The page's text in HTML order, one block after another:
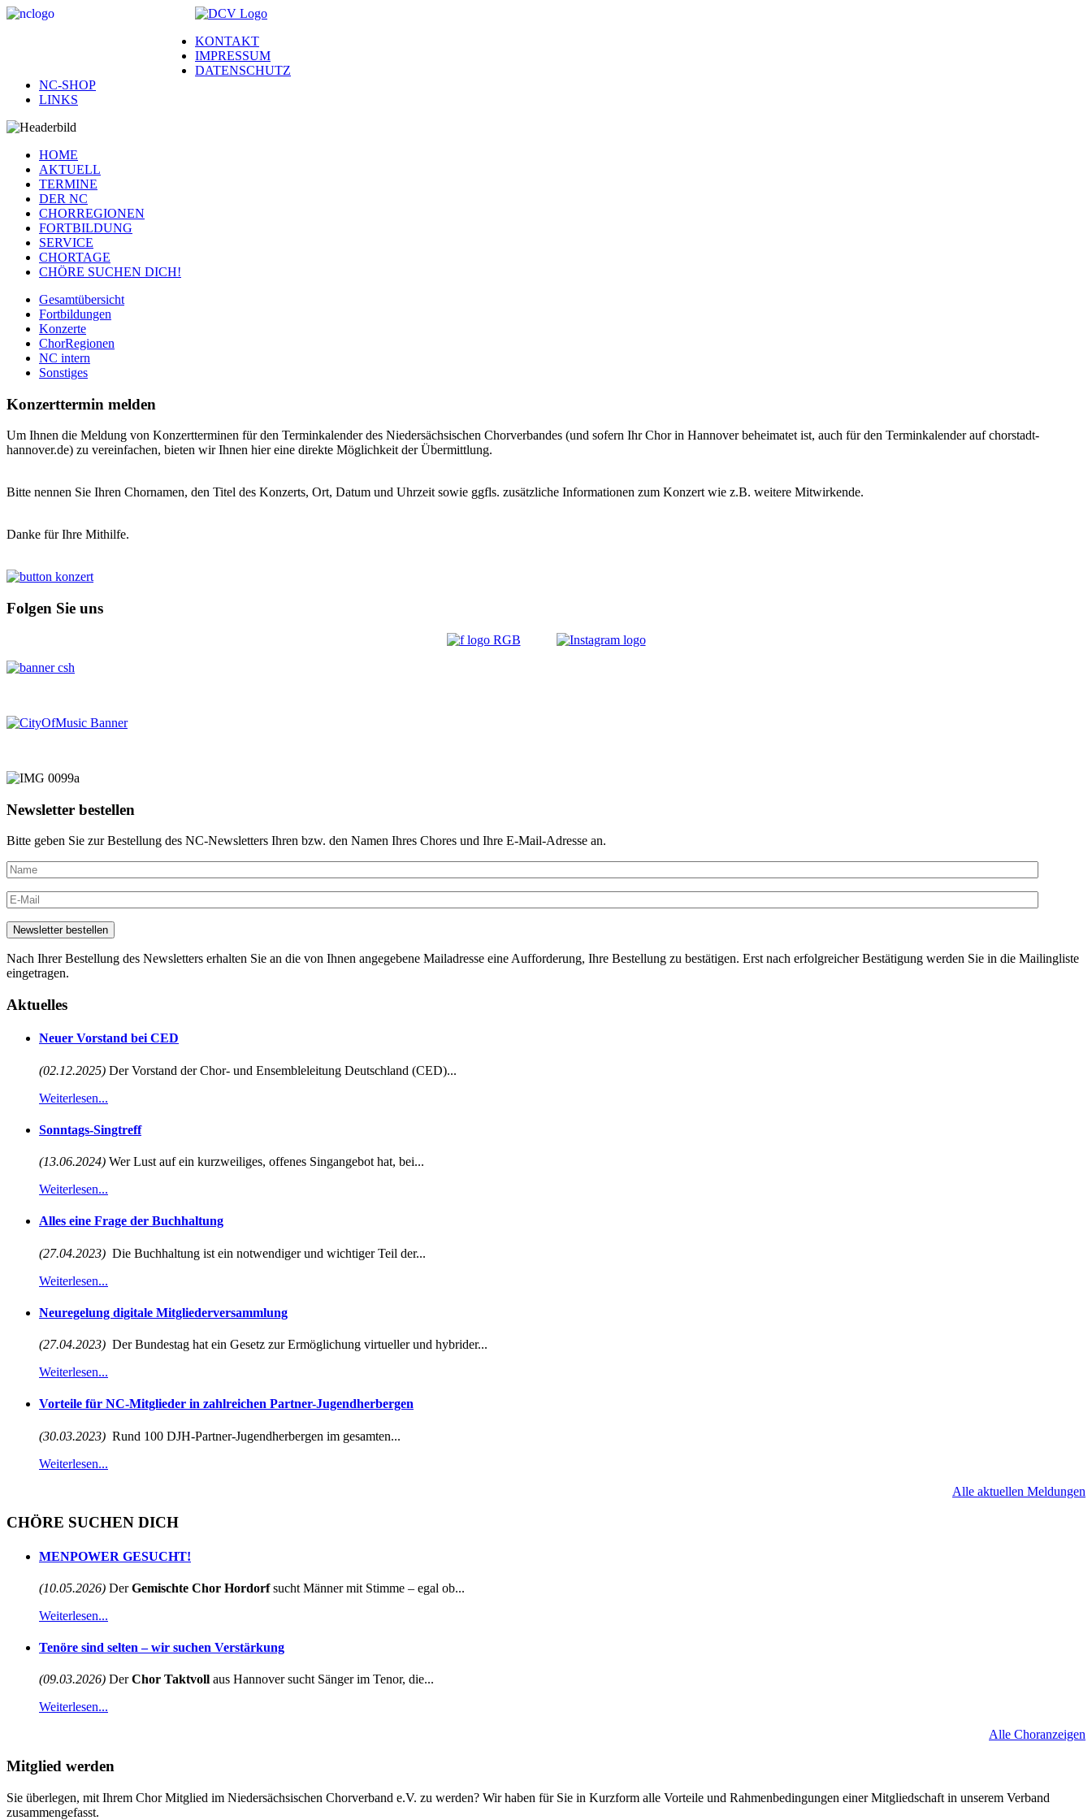
KONTAKT
IMPRESSUM
DATENSCHUTZ
NC-SHOP
LINKS
HOME
AKTUELL
TERMINE
DER NC
CHORREGIONEN
FORTBILDUNG
SERVICE
CHORTAGE
CHÖRE SUCHEN DICH!
Gesamtübersicht
Fortbildungen
Konzerte
ChorRegionen
NC intern
Sonstiges
Konzerttermin melden
Um Ihnen die Meldung von Konzertterminen für den Terminkalender des Niedersächsischen Chorverbandes (und sofern Ihr Chor in Hannover beheimatet ist, auch für den Terminkalender auf chorstadt-
hannover.de) zu vereinfachen, bieten wir Ihnen hier eine direkte Möglichkeit der Übermittlung.
Bitte nennen Sie Ihren Chornamen, den Titel des Konzerts, Ort, Datum und Uhrzeit sowie ggfls. zusätzliche Informationen zum Konzert wie z.B. weitere Mitwirkende.
Danke für Ihre Mithilfe.
Folgen Sie uns
Newsletter bestellen
Bitte geben Sie zur Bestellung des NC-Newsletters Ihren bzw. den Namen Ihres Chores und Ihre E-Mail-Adresse an.
Nach Ihrer Bestellung des Newsletters erhalten Sie an die von Ihnen angegebene Mailadresse eine Aufforderung, Ihre Bestellung zu bestätigen. Erst nach erfolgreicher Bestätigung werden Sie in die Mailingliste
eingetragen.
Aktuelles
Neuer Vorstand bei CED
(02.12.2025) Der Vorstand der Chor- und Ensembleleitung Deutschland (CED)...
Weiterlesen...
Sonntags-Singtreff
(13.06.2024) Wer Lust auf ein kurzweiliges, offenes Singangebot hat, bei...
Weiterlesen...
Alles eine Frage der Buchhaltung
(27.04.2023) Die Buchhaltung ist ein notwendiger und wichtiger Teil der...
Weiterlesen...
Neuregelung digitale Mitgliederversammlung
(27.04.2023) Der Bundestag hat ein Gesetz zur Ermöglichung virtueller und hybrider...
Weiterlesen...
Vorteile für NC-Mitglieder in zahlreichen Partner-Jugendherbergen
(30.03.2023) Rund 100 DJH-Partner-Jugendherbergen im gesamten...
Weiterlesen...
Alle aktuellen Meldungen
CHÖRE SUCHEN DICH
MENPOWER GESUCHT!
(10.05.2026) DerGemischte Chor Hordorfsucht Männer mit Stimme – egal ob...
Weiterlesen...
Tenöre sind selten – wir suchen Verstärkung
(09.03.2026) DerChor Taktvoll aus Hannover sucht Sänger im Tenor, die...
Weiterlesen...
Alle Choranzeigen
Mitglied werden
Sie überlegen, mit Ihrem Chor Mitglied im Niedersächsischen Chorverband e.V. zu werden? Wir haben für Sie in Kurzform alle Vorteile und Rahmenbedingungen einer Mitgliedschaft in unserem Verband
zusammengefasst.